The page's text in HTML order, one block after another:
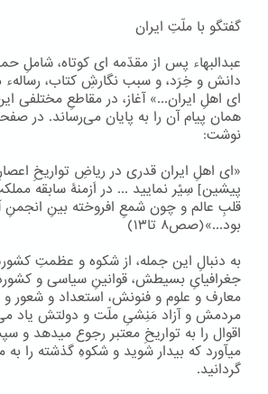
گفتگو با ملّتِ ایران
عبدالبهاء پس از مقدّمه ای کوتاه، شاملِ
دانش و خِرَد، و سبب نگارشِ کتاب، رسالهء
ای اهلِ ایران...» آغاز، در مقاطعِ مختلفی این
همان پیام آن را به پایان می‌رساند. در
نوشت:
«ای اهلِ ایران قدری در ریاضِ تواریخِ
پیشین] سِیْر نمایید ... در اَزمنۀ سابقه
قلبِ عالم و چون شمعِ افروخته بینِ انجمنِ
بود...»(صص۸ تا۱۳)
به دنبالِ این جمله، از شکوه و عظمتِ
جغرافیایِ بسیطش، قوانینِ سیاسی و
معارف و علوم و فنونش، استعداد و
مردمش و آزاد مَنِشیِ ملّت و دولتش یاد
اقوال را به تواریخِ معتبر رجوع میدهد و
میآورد که بیدار شوید و شکوهِ گذشته را به
گردانید.